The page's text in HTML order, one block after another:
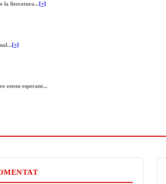
la literatura...[+]
[+]
estem esperant...